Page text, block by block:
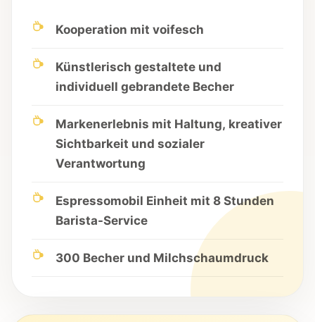
Kooperation mit voifesch
Künstlerisch gestaltete und
individuell gebrandete Becher
Markenerlebnis mit Haltung, kreativer
Sichtbarkeit und sozialer
Verantwortung
Espressomobil Einheit mit 8 Stunden
Barista-Service
300 Becher und Milchschaumdruck